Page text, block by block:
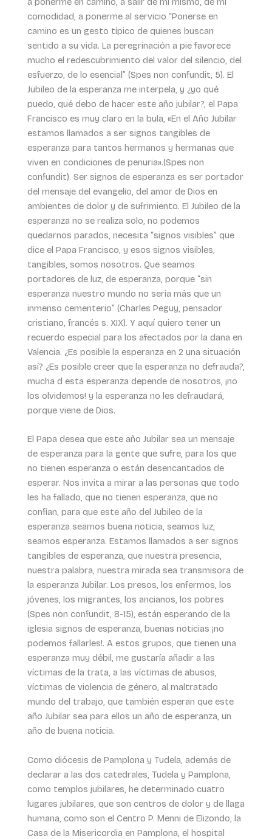
comodidad, a ponerme al servicio “Ponerse en
camino es un gesto típico de quienes buscan
sentido a su vida. La peregrinación a pie favorece
mucho el redescubrimiento del valor del silencio, del
esfuerzo, de lo esencial” (Spes non confundit, 5). El
Jubileo de la esperanza me interpela, y ¿yo qué
puedo, qué debo de hacer este año jubilar?, el Papa
Francisco es muy claro en la bula, «En el Año Jubilar
estamos llamados a ser signos tangibles de
esperanza para tantos hermanos y hermanas que
viven en condiciones de penuria».(Spes non
confundit). Ser signos de esperanza es ser portador
del mensaje del evangelio, del amor de Dios en
ambientes de dolor y de sufrimiento. El Jubileo de la
esperanza no se realiza solo, no podemos
quedarnos parados, necesita “signos visibles” que
dice el Papa Francisco, y esos signos visibles,
tangibles, somos nosotros. Que seamos
portadores de luz, de esperanza, porque “sin
esperanza nuestro mundo no sería más que un
inmenso cementerio” (Charles Peguy, pensador
cristiano, francés s. XIX). Y aquí quiero tener un
recuerdo especial para los afectados por la dana en
Valencia. ¿Es posible la esperanza en 2 una situación
así? ¿Es posible creer que la esperanza no defrauda?,
mucha d esta esperanza depende de nosotros, ¡no
los olvidemos! y la esperanza no les defraudará,
porque viene de Dios.
El Papa desea que este año Jubilar sea un mensaje
de esperanza para la gente que sufre, para los que
no tienen esperanza o están desencantados de
esperar. Nos invita a mirar a las personas que todo
les ha fallado, que no tienen esperanza, que no
confían, para que este año del Jubileo de la
esperanza seamos buena noticia, seamos luz,
seamos esperanza. Estamos llamados a ser signos
tangibles de esperanza, que nuestra presencia,
nuestra palabra, nuestra mirada sea transmisora de
la esperanza Jubilar. Los presos, los enfermos, los
jóvenes, los migrantes, los ancianos, los pobres
(Spes non confundit, 8-15), están esperando de la
iglesia signos de esperanza, buenas noticias ¡no
podemos fallarles!. A estos grupos, que tienen una
esperanza muy débil, me gustaría añadir a las
víctimas de la trata, a las víctimas de abusos,
víctimas de violencia de género, al maltratado
mundo del trabajo, que también esperan que este
año Jubilar sea para ellos un año de esperanza, un
año de buena noticia.
Como diócesis de Pamplona y Tudela, además de
declarar a las dos catedrales, Tudela y Pamplona,
como templos jubilares, he determinado cuatro
lugares jubilares, que son centros de dolor y de llaga
humana, como son el Centro P. Menni de Elizondo, la
Casa de la Misericordia en Pamplona, el hospital